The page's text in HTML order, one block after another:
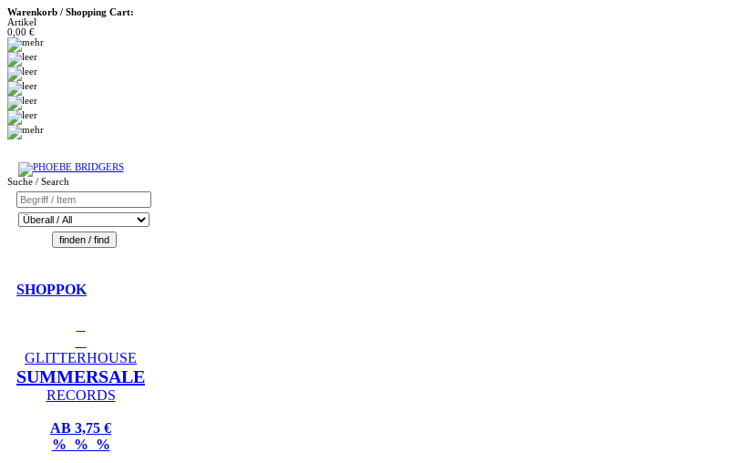
Warenkorb / Shopping Cart:
Artikel
0,00 €
Suche / Search
SHOPPOK
GLITTERHOUSE
SUMMERSALE
RECORDS
AB 3,75 €
% % %